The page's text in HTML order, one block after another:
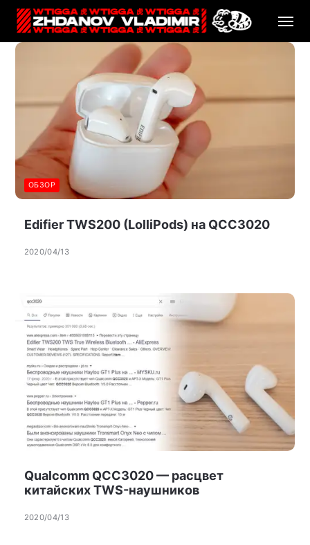
Edifier TWS200 (LolliPods) на QCC3020
2020/04/13
ОБЗОР
Qualcomm QCC3020 — расцвет
китайских TWS-наушников
2020/04/13